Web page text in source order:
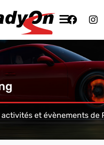
et évènements de